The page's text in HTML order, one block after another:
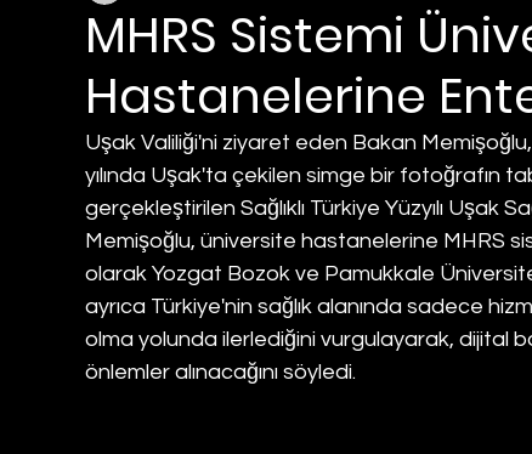
MHRS Sistemi
Hastanelerine
Uşak Valiliği'ni ziyaret eden Bakan
yılında Uşak'ta çekilen simge bir fotoğrafın
gerçekleştirilen Sağlıklı Türkiye Yüzyılı Uşak
Memişoğlu, üniversite hastanelerine MHRS
olarak Yozgat Bozok ve Pamukkale
ayrıca Türkiye'nin sağlık alanında sadece
olma yolunda ilerlediğini vurgulayarak, dijital
önlemler alınacağını söyledi.